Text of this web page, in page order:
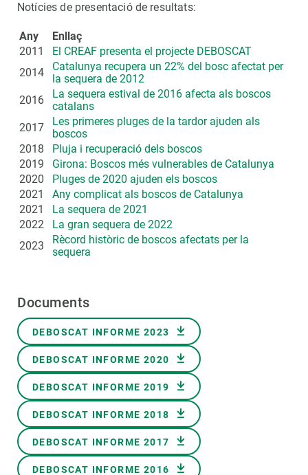
Notícies de presentació de resultats:
Any
Enllaç
2011
El CREAF presenta el projecte DEBOSCAT
2014
Catalunya recupera un 22% del bosc afectat per
la sequera de 2012
2016
La sequera estival de 2016 afecta als boscos
catalans
2017
Les primeres pluges de la tardor ajuden als
boscos
2018
Pluja i recuperació dels boscos
2019
Girona: Boscos més vulnerables de Catalunya
2020
Pluges de 2020 ajuden els boscos
2021
Any complicat als boscos de Catalunya
2021
La sequera de 2021
2022
La gran sequera de 2022
2023
Rècord històric de boscos afectats per la
sequera
Documents
Document
DEBOSCAT INFORME 2023
Document
DEBOSCAT INFORME 2020
Document
DEBOSCAT INFORME 2019
Document
DEBOSCAT INFORME 2018
Document
DEBOSCAT INFORME 2017
Document
DEBOSCAT INFORME 2016